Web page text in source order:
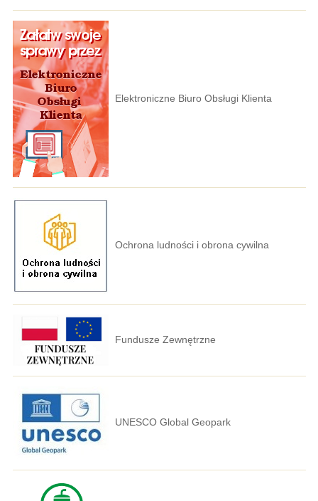
Elektroniczne Biuro Obsługi Klienta
Ochrona ludności i obrona cywilna
Fundusze Zewnętrzne
UNESCO Global Geopark